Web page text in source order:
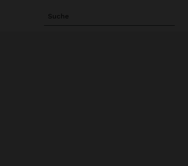
Suche